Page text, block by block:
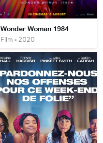
Wonder Woman 1984
Film • 2020